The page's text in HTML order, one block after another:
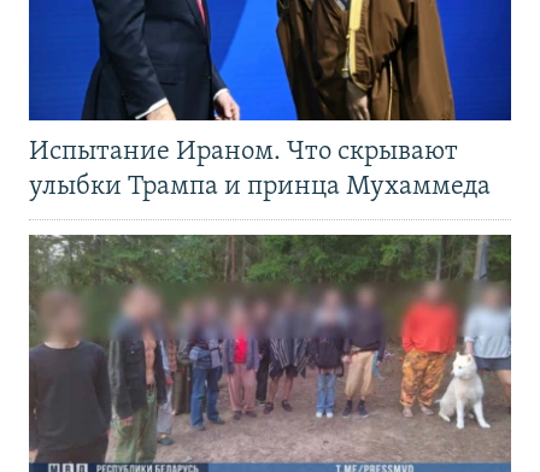
Испытание Ираном. Что скрывают
улыбки Трампа и принца Мухаммеда